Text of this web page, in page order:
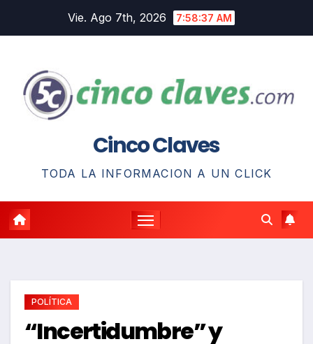
Vie. Ago 7th, 2026 7:58:38 AM
Cinco Claves
TODA LA INFORMACION A UN CLICK
POLÍTICA
“Incertidumbre” y